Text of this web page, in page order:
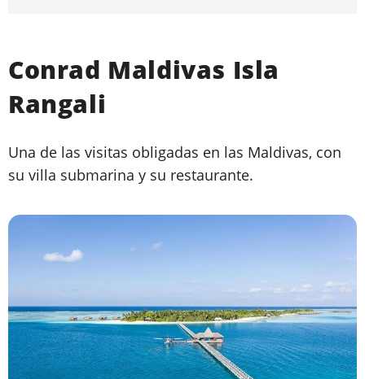
Conrad Maldivas Isla
Rangali
Una de las visitas obligadas en las Maldivas, con
su villa submarina y su restaurante.